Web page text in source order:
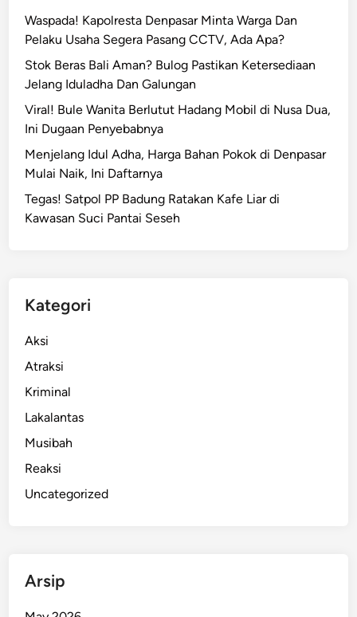
Waspada! Kapolresta Denpasar Minta Warga Dan
Pelaku Usaha Segera Pasang CCTV, Ada Apa?
Stok Beras Bali Aman? Bulog Pastikan Ketersediaan
Jelang Iduladha Dan Galungan
Viral! Bule Wanita Berlutut Hadang Mobil di Nusa Dua,
Ini Dugaan Penyebabnya
Menjelang Idul Adha, Harga Bahan Pokok di Denpasar
Mulai Naik, Ini Daftarnya
Tegas! Satpol PP Badung Ratakan Kafe Liar di
Kawasan Suci Pantai Seseh
Kategori
Aksi
Atraksi
Kriminal
Lakalantas
Musibah
Reaksi
Uncategorized
Arsip